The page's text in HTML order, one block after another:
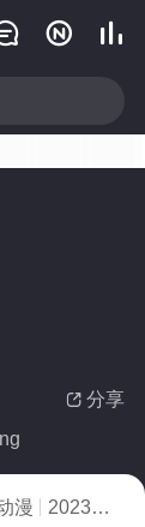
 
 分享
漫 2023
10.0